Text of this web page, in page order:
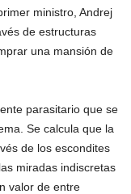
ministro, Andrej
de estructuras
una mansión de
parasitario que se
Se calcula que la
de los escondites
miradas indiscretas
valor de entre